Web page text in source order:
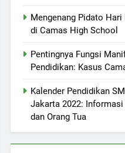
Mengenang Pidato
di Camas High School
Pentingnya Fungsi
Pendidikan: Kasus
Kalender Pendidikan
Jakarta 2022:
dan Orang Tua